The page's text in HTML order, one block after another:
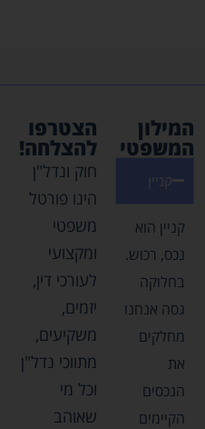
צוות האתר -
חוק ונדל"ן |
03/05/2026
נדלן
בקפריסין
– חוקים
ותובנות
שכל
משקיע
צריך
לדעת
צוות האתר -
חוק ונדל"ן |
30/04/2026
איתור
ירושה
צוות
2026
נדל"ן
המילון
המשפטי
קניין
קניין הוא
נכס, רכוש.
בחלוקה
גסה אנחנו
מחלקים
את
הנכסים
הקיימים
הצטרפו
להצלחה!
חוק ונדל"ן
הינו פורטל
משפטי
ומקצועי
לעורכי דין,
יזמים,
משקיעים,
מתווכי נדל"ן
וכל מי
שאוהב